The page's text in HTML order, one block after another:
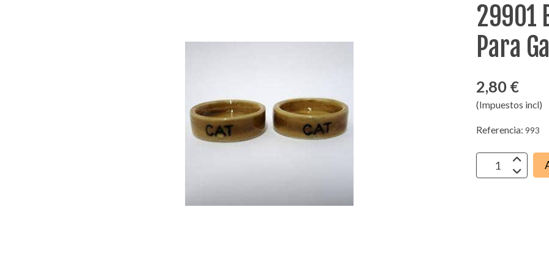
29901
Para
2,80 €
(Impuestos incl)
Referencia:993